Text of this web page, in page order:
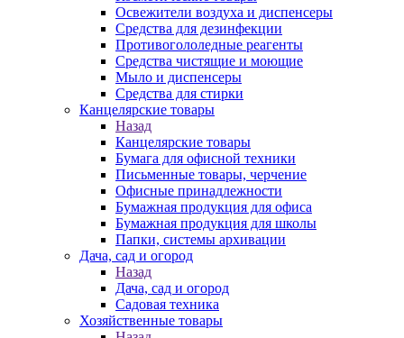
Освежители воздуха и диспенсеры
Средства для дезинфекции
Противогололедные реагенты
Средства чистящие и моющие
Мыло и диспенсеры
Средства для стирки
Канцелярские товары
Назад
Канцелярские товары
Бумага для офисной техники
Письменные товары, черчение
Офисные принадлежности
Бумажная продукция для офиса
Бумажная продукция для школы
Папки, системы архивации
Дача, сад и огород
Назад
Дача, сад и огород
Садовая техника
Хозяйственные товары